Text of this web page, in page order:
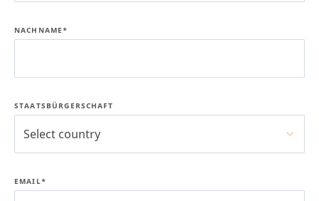
NACHNAME*
STAATSBÜRGERSCHAFT
Select country
EMAIL*